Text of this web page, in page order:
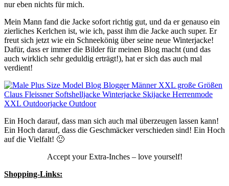
nur eben nichts für mich.
Mein Mann fand die Jacke sofort richtig gut, und da er genauso ein
zierliches Kerlchen ist, wie ich, passt ihm die Jacke auch super. Er
freut sich jetzt wie ein Schneekönig über seine neue Winterjacke!
Dafür, dass er immer die Bilder für meinen Blog macht (und das
auch wirklich sehr geduldig erträgt!), hat er sich das auch mal
verdient!
Ein Hoch darauf, dass man sich auch mal überzeugen lassen kann!
Ein Hoch darauf, dass die Geschmäcker verschieden sind! Ein Hoch
auf die Vielfalt! 🙂
Accept your Extra-Inches – love yourself!
Shopping-Links: